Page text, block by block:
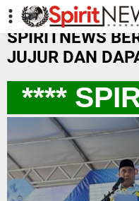
-->
SPIRITNEWS
JUJUR DAN